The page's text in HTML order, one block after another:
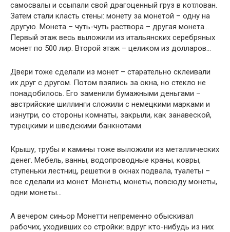
самосвалы и ссыпали свой драгоценный груз в котлован.
Затем стали класть стены: монету за монетой – одну на
другую. Монета – чуть-чуть раствора – другая монета…
Первый этаж весь выложили из итальянских серебряных
монет по 500 лир. Второй этаж – целиком из долларов…
Двери тоже сделали из монет – старательно склеивали
их друг с другом. Потом взялись за окна, но стекло не
понадобилось. Его заменили бумажными деньгами –
австрийские шиллинги сложили с немецкими марками и
изнутри, со стороны комнаты, закрыли, как занавеской,
турецкими и шведскими банкнотами.
Крышу, трубы и камины тоже выложили из металлических
денег. Мебель, ванны, водопроводные краны, ковры,
ступеньки лестниц, решетки в окнах подвала, туалеты –
все сделали из монет. Монеты, монеты, повсюду монеты,
одни монеты…
А вечером синьор Монетти непременно обыскивал
рабочих, уходивших со стройки: вдруг кто-нибудь из них